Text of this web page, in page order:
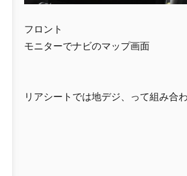
フロント
モニターでナビのマップ画面
リアシートでは地デジ、って組み合